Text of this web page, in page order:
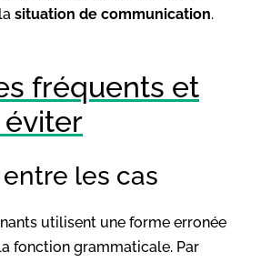
situation de communication.
fréquents et
les cas
utilisent une forme erronée
fonction grammaticale. Par